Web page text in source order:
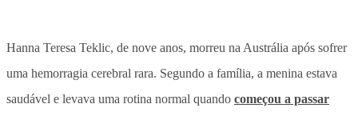
Hanna Teresa Teklic, de nove anos, morreu na Austrália após sofrer
uma hemorragia cerebral rara. Segundo a família, a menina estava
saudável e levava uma rotina normal quando começou a passar